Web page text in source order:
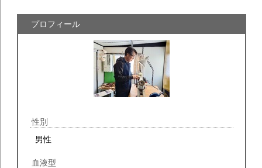
プロフィール
性別
男性
血液型